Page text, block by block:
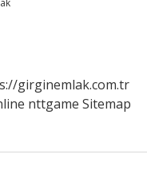
girginemlak.com.tr
nttgame Sitemap